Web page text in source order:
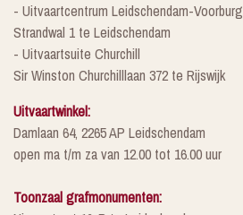
- Uitvaartcentrum Leidschendam-Voorburg
Strandwal 1 te Leidschendam
- Uitvaartsuite Churchill
Sir Winston Churchilllaan 372 te Rijswijk
Uitvaartwinkel:
Damlaan 64, 2265 AP Leidschendam
open ma t/m za van 12.00 tot 16.00 uur
Toonzaal grafmonumenten: